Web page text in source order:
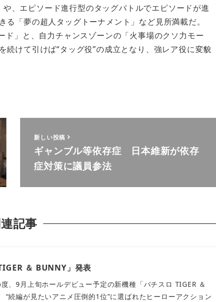
、エピソード進行型のタッグバトルでエピソードが進
「夢の超人タッグトーナメント」など見所満載だ。
」と、自力チャンスゾーンの「火事場のクソ力モー
続けて引けば“タッグ役”の成立となり、強レア役に変貌
新しい投稿
ギャンブル等依存症 日本維新が依存
症対策に議員参法
記事
＆ BUNNY」発表
、9月上旬ホールデビュー予定の新機種「パチスロ TIGER ＆
“続編が見たいアニメ圧倒的1位”に選ばれたヒーローアクション